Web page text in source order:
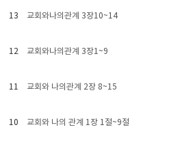
13 교회와나의관계 3장10~14
12 교회와나의관계 3장1~9
11 교회와 나의관계 2장 8~15
10 교회와 나의 관계 1장 1절~9절